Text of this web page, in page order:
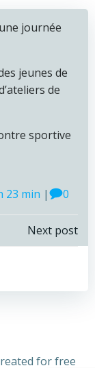
journée
jeunes de
de
sportive
23 min | 0
Next post
for free